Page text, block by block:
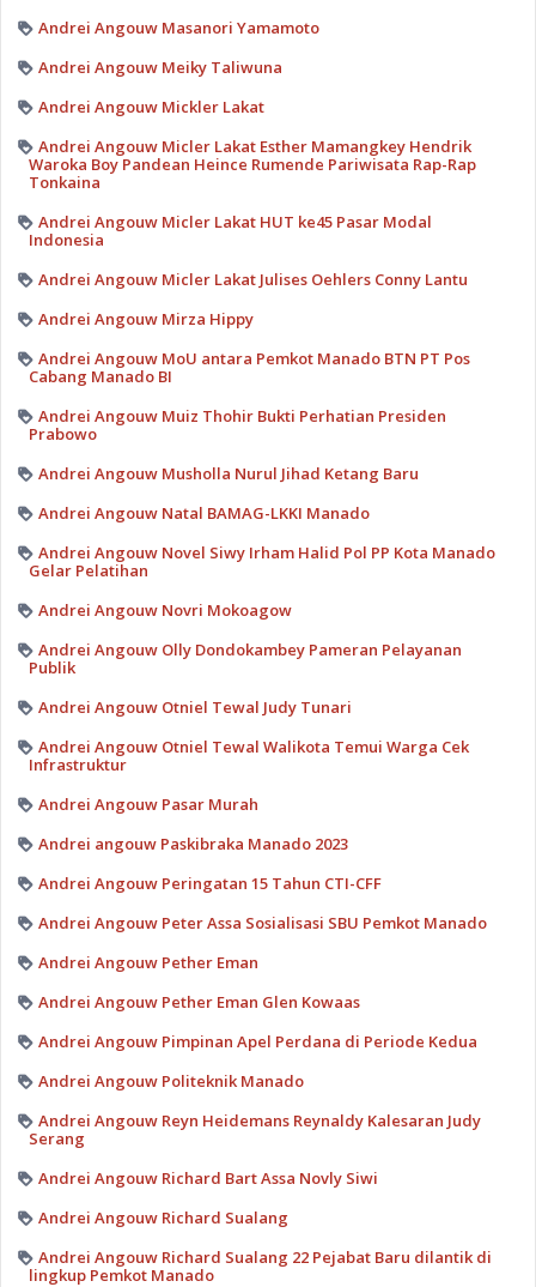
Andrei Angouw Masanori Yamamoto
Andrei Angouw Meiky Taliwuna
Andrei Angouw Mickler Lakat
Andrei Angouw Micler Lakat Esther Mamangkey Hendrik
Waroka Boy Pandean Heince Rumende Pariwisata Rap-Rap
Tonkaina
Andrei Angouw Micler Lakat HUT ke45 Pasar Modal
Indonesia
Andrei Angouw Micler Lakat Julises Oehlers Conny Lantu
Andrei Angouw Mirza Hippy
Andrei Angouw MoU antara Pemkot Manado BTN PT Pos
Cabang Manado BI
Andrei Angouw Muiz Thohir Bukti Perhatian Presiden
Prabowo
Andrei Angouw Musholla Nurul Jihad Ketang Baru
Andrei Angouw Natal BAMAG-LKKI Manado
Andrei Angouw Novel Siwy Irham Halid Pol PP Kota Manado
Gelar Pelatihan
Andrei Angouw Novri Mokoagow
Andrei Angouw Olly Dondokambey Pameran Pelayanan
Publik
Andrei Angouw Otniel Tewal Judy Tunari
Andrei Angouw Otniel Tewal Walikota Temui Warga Cek
Infrastruktur
Andrei Angouw Pasar Murah
Andrei angouw Paskibraka Manado 2023
Andrei Angouw Peringatan 15 Tahun CTI-CFF
Andrei Angouw Peter Assa Sosialisasi SBU Pemkot Manado
Andrei Angouw Pether Eman
Andrei Angouw Pether Eman Glen Kowaas
Andrei Angouw Pimpinan Apel Perdana di Periode Kedua
Andrei Angouw Politeknik Manado
Andrei Angouw Reyn Heidemans Reynaldy Kalesaran Judy
Serang
Andrei Angouw Richard Bart Assa Novly Siwi
Andrei Angouw Richard Sualang
Andrei Angouw Richard Sualang 22 Pejabat Baru dilantik di
lingkup Pemkot Manado